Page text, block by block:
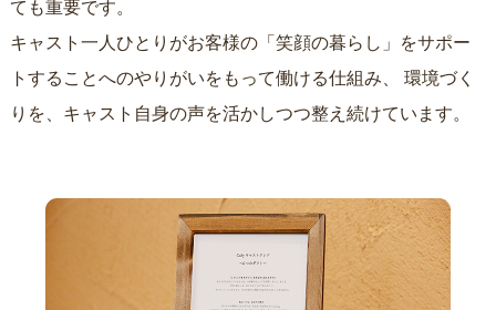
ても重要です。
キャスト一人ひとりがお客様の「笑顔の暮らし」をサポー
トすることへのやりがいをもって働ける仕組み、
りを、キャスト自身の声を活かしつつ整え続けています。